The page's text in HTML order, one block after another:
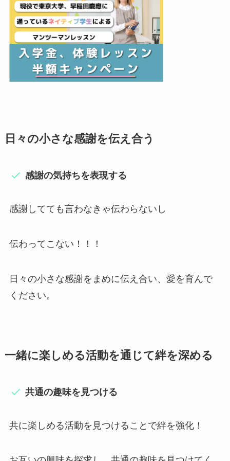
日々の小さな感謝を伝え合う
感謝の気持ちを表現する
感謝してても言わなきゃ伝わらないし
伝わってこない！！！
日々の小さな感謝をまめに伝え合い、愛を育んで
ください。
一緒に楽しめる活動を通じて絆を深める
共通の趣味を見つける
共に楽しめる活動を見つけることで絆を強化！